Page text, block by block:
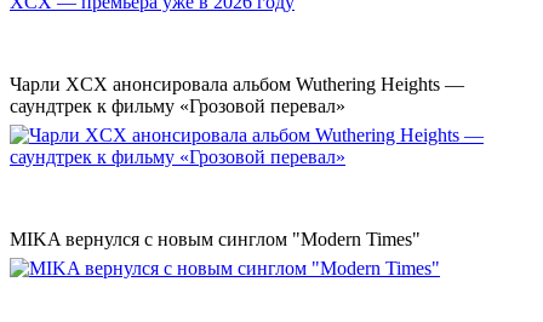
Чарли XCX анонсировала альбом Wuthering Heights —
саундтрек к фильму «Грозовой перевал»
MIKA вернулся с новым синглом "Modern Times"